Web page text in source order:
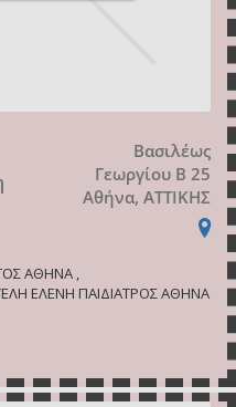
Βασιλέως
Γεωργίου B 25
Αθήνα, ΑΤΤΙΚΗΣ
ΑΘΗΝΑ ,
ΕΛΕΝΗ ΠΑΙΔΙΑΤΡΟΣ ΑΘΗΝΑ